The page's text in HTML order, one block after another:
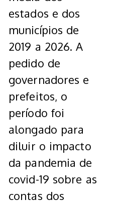
estados e dos
municípios de
2019 a 2026. A
pedido de
governadores e
prefeitos, o
período foi
alongado para
diluir o impacto
da pandemia de
covid-19 sobre as
contas dos